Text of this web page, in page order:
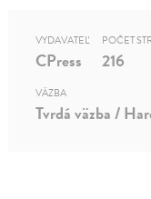
VYDAVATEĽ
CPress
POČET
216
VÄZBA
Tvrdá väzba /